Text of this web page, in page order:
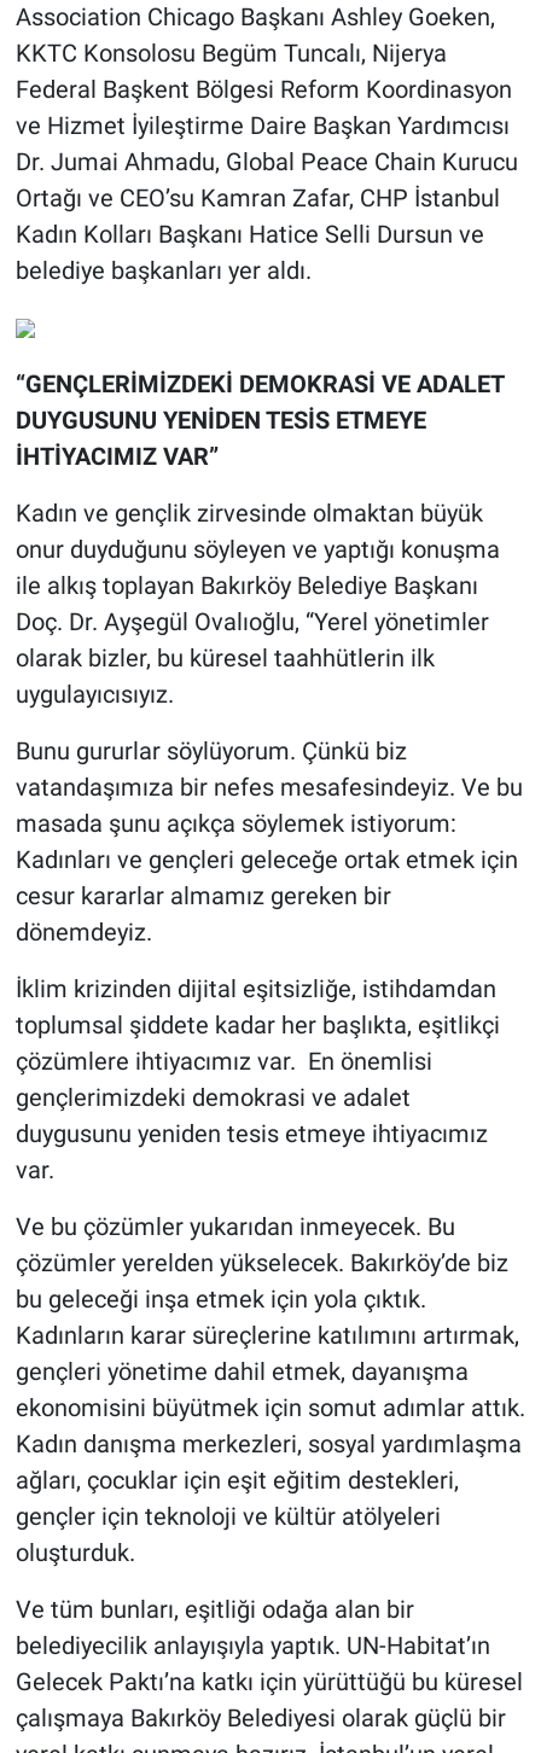
Association Chicago Başkanı Ashley Goeken,
KKTC Konsolosu Begüm Tuncalı, Nijerya
Federal Başkent Bölgesi Reform Koordinasyon
ve Hizmet İyileştirme Daire Başkan Yardımcısı
Dr. Jumai Ahmadu, Global Peace Chain Kurucu
Ortağı ve CEO’su Kamran Zafar, CHP İstanbul
Kadın Kolları Başkanı Hatice Selli Dursun ve
belediye başkanları yer aldı.
“GENÇLERİMİZDEKİ DEMOKRASİ VE ADALET
DUYGUSUNU YENİDEN TESİS ETMEYE
İHTİYACIMIZ VAR”
Kadın ve gençlik zirvesinde olmaktan büyük
onur duyduğunu söyleyen ve yaptığı konuşma
ile alkış toplayan Bakırköy Belediye Başkanı
Doç. Dr. Ayşegül Ovalıoğlu, “Yerel yönetimler
olarak bizler, bu küresel taahhütlerin ilk
uygulayıcısıyız.
Bunu gururlar söylüyorum. Çünkü biz
vatandaşımıza bir nefes mesafesindeyiz. Ve bu
masada şunu açıkça söylemek istiyorum:
Kadınları ve gençleri geleceğe ortak etmek için
cesur kararlar almamız gereken bir
dönemdeyiz.
İklim krizinden dijital eşitsizliğe, istihdamdan
toplumsal şiddete kadar her başlıkta, eşitlikçi
çözümlere ihtiyacımız var. En önemlisi
gençlerimizdeki demokrasi ve adalet
duygusunu yeniden tesis etmeye ihtiyacımız
var.
Ve bu çözümler yukarıdan inmeyecek. Bu
çözümler yerelden yükselecek. Bakırköy’de biz
bu geleceği inşa etmek için yola çıktık.
Kadınların karar süreçlerine katılımını artırmak,
gençleri yönetime dahil etmek, dayanışma
ekonomisini büyütmek için somut adımlar attık.
Kadın danışma merkezleri, sosyal yardımlaşma
ağları, çocuklar için eşit eğitim destekleri,
gençler için teknoloji ve kültür atölyeleri
oluşturduk.
Ve tüm bunları, eşitliği odağa alan bir
belediyecilik anlayışıyla yaptık. UN-Habitat’ın
Gelecek Paktı’na katkı için yürüttüğü bu küresel
çalışmaya Bakırköy Belediyesi olarak güçlü bir